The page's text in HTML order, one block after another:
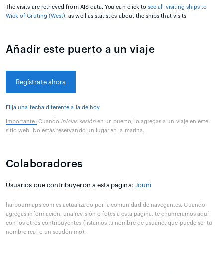
The visits are retrieved from AIS data. You can click tosee all visiting ships to
Wick of Gruting (West), as well as statistics about the ships that visits
Añadir este puerto a un viaje
Regístrate ahora
Elija una fecha diferente a la de hoy
Importante: Cuando inicias sesiónen un puerto, lo agregas a un viaje en este
sitio web. No estás reservando un lugar en la marina.
Colaboradores
Usuarios que contribuyeron a esta página: Jouni
harbourmaps.com es actualizado por la comunidad de navegantes. Cuando
agregas información, una revisión o fotos a esta página, te enumeramos aquí
con los otros contribuyentes (listamos tu nombre de usuario, que puede ser tu
nombre real o un seudónimo).